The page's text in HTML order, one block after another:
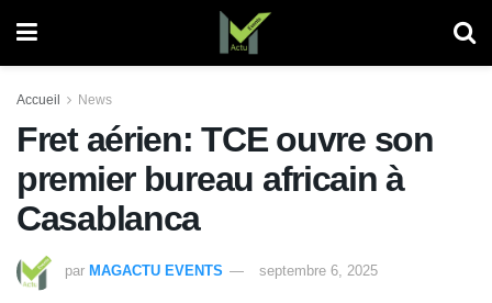
Accueil News
Fret aérien: TCE ouvre son
premier bureau africain à
Casablanca
par MAGACTU EVENTS septembre 6, 2025